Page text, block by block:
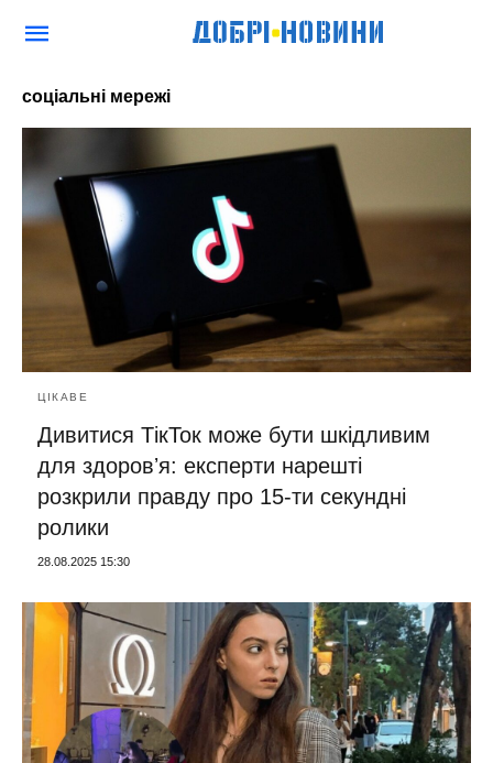
соціальні мережі
ЦІКАВЕ
Дивитися ТікТок може бути шкідливим
для здоровʼя: експерти нарешті
розкрили правду про 15-ти секундні
ролики
28.08.2025 15:30